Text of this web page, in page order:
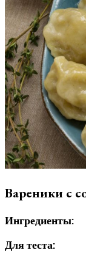
Вареники с
Ингредиенты:
Для теста: